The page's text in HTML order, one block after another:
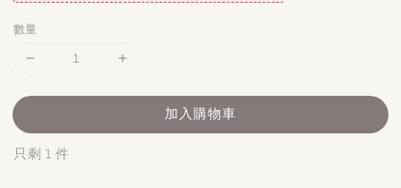
數量
加入購物車
只剩 1 件